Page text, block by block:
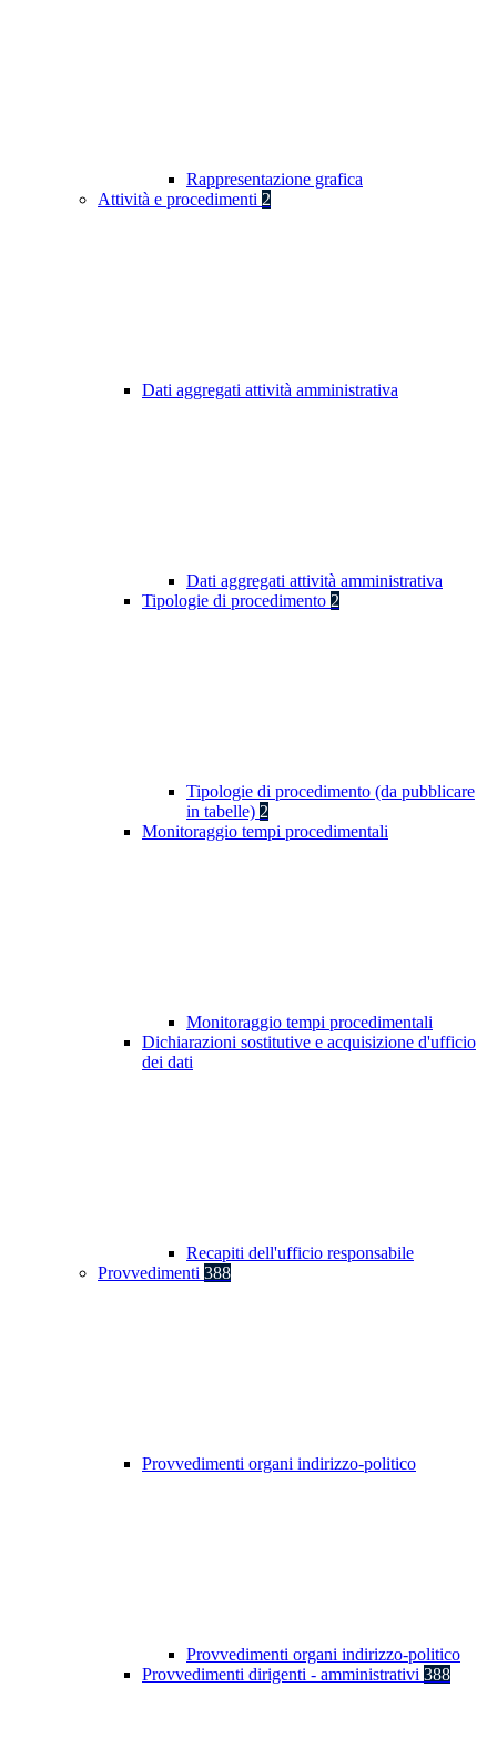
Rappresentazione grafica
Attività e procedimenti 2
Dati aggregati attività amministrativa
Dati aggregati attività amministrativa
Tipologie di procedimento 2
Tipologie di procedimento (da pubblicare
in tabelle) 2
Monitoraggio tempi procedimentali
Monitoraggio tempi procedimentali
Dichiarazioni sostitutive e acquisizione d'ufficio
dei dati
Recapiti dell'ufficio responsabile
Provvedimenti 388
Provvedimenti organi indirizzo-politico
Provvedimenti organi indirizzo-politico
Provvedimenti dirigenti - amministrativi 388